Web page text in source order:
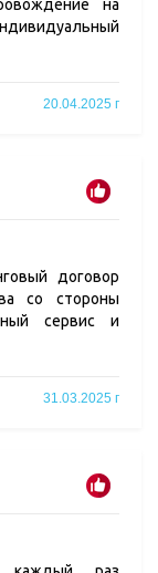
на
20.04.2025 г
договор
со стороны
сервис и
31.03.2025 г